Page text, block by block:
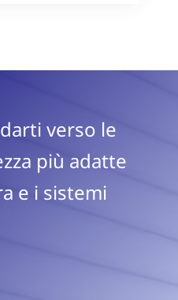
verso le
più adatte
e i sistemi